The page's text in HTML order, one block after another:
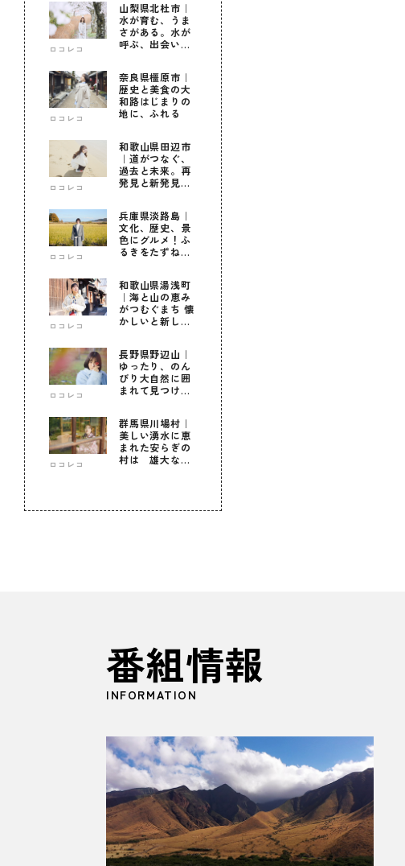
ロコレコ
山梨県北杜市｜
水が育む、うま
さがある。水が
呼ぶ、出会いが
ロコレコ
奈良県橿原市｜
歴史と美食の大
和路はじまりの
地に、ふれる
ロコレコ
和歌山県田辺市
｜道がつなぐ、
過去と未来。再
発見と新発見の
ロコレコ
兵庫県淡路島｜
文化、歴史、景
色にグルメ！ふ
るきをたずねて
ロコレコ
和歌山県湯浅町
｜海と山の恵み
がつむぐまち 懐
かしいと新しい
ロコレコ
長野県野辺山｜
ゆったり、のん
びり大自然に囲
まれて見つけ
ロコレコ
群馬県川場村｜
美しい湧水に恵
まれた安らぎの
村は 雄大な自
番組情報
INFORMATION